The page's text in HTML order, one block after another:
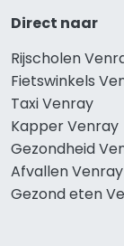
Direct naar
Rijscholen
Fietswinkels
Taxi Venray
Kapper Venray
Gezondheid
Afvallen Venray
Gezond eten